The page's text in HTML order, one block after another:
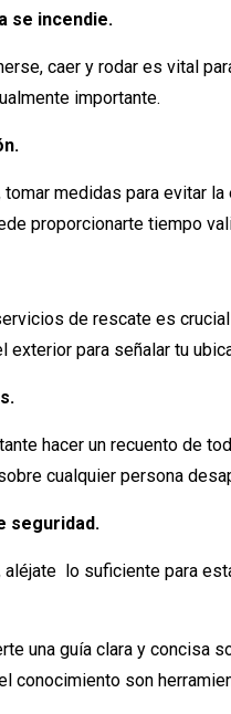
se incendie.
caer y rodar es vital
importante.
medidas para evitar
proporcionarte tiempo
de rescate es
para señalar tu
hacer un recuento de
cualquier persona
seguridad.
lo suficiente para
una guía clara y concisa
conocimiento son